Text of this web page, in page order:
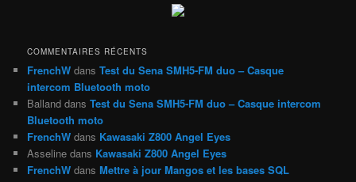
h
e
COMMENTAIRES RÉCENTS
FrenchW dansTest du Sena SMH5-FM duo – Casque
intercom Bluetooth moto
Balland dansTest du Sena SMH5-FM duo – Casque intercom
Bluetooth moto
FrenchW dans Kawasaki Z800 Angel Eyes
Asseline dans Kawasaki Z800 Angel Eyes
FrenchW dansMettre à jour Mangos et les bases SQL